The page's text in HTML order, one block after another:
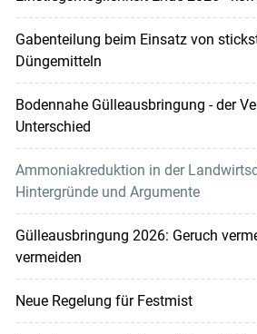
Gabenteilung beim Einsatz von
Düngemitteln
Bodennahe Gülleausbringung - der
Unterschied
Ammoniakreduktion in der
Hintergründe und Argumente
Gülleausbringung 2026: Geruch
vermeiden
Neue Regelung für Festmist